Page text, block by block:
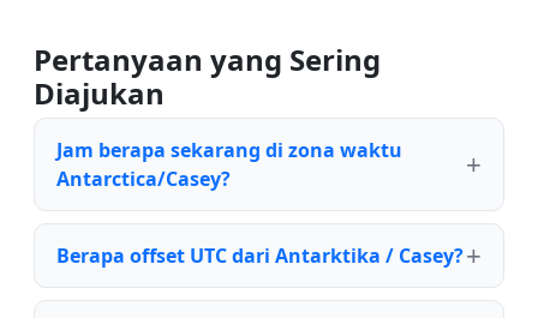
Pertanyaan yang Sering
Diajukan
Jam berapa sekarang di zona waktu
Antarctica/Casey?
Berapa offset UTC dari Antarktika / Casey?